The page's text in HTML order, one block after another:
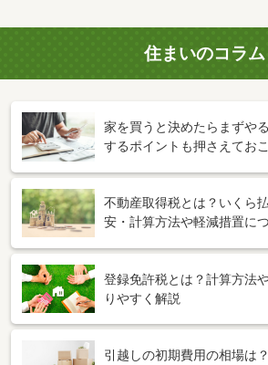
住まいのコラム
家を買うと決めたらまずや
するポイントも押さえてお
不動産取得税とは？いくら
安・計算方法や軽減措置に
登録免許税とは？計算方法
りやすく解説
引越しの初期費用の相場は